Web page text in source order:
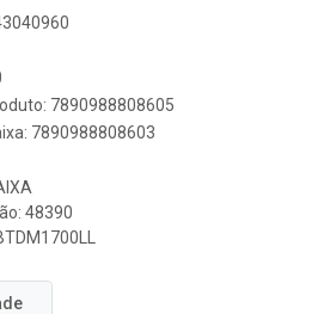
7890988808605
7890988808603
48390